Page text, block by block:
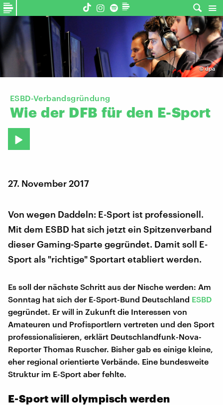
©dpa
ESBD-Verbandsgründung
Wie der DFB für den E-Sport
27. November 2017
Von wegen Daddeln: E-Sport ist professionell.
Mit dem ESBD hat sich jetzt ein Spitzenverband
dieser Gaming-Sparte gegründet. Damit soll E-
Sport als "richtige" Sportart etabliert werden.
Es soll der nächste Schritt aus der Nische werden: Am
Sonntag hat sich der E-Sport-Bund Deutschland ESBD
gegründet. Er will in Zukunft die Interessen von
Amateuren und Profisportlern vertreten und den Sport
professionalisieren, erklärt Deutschlandfunk-Nova-
Reporter Thomas Ruscher. Bisher gab es einige kleine,
eher regional orientierte Verbände. Eine bundesweite
Struktur im E-Sport aber fehlte.
E-Sport will olympisch werden